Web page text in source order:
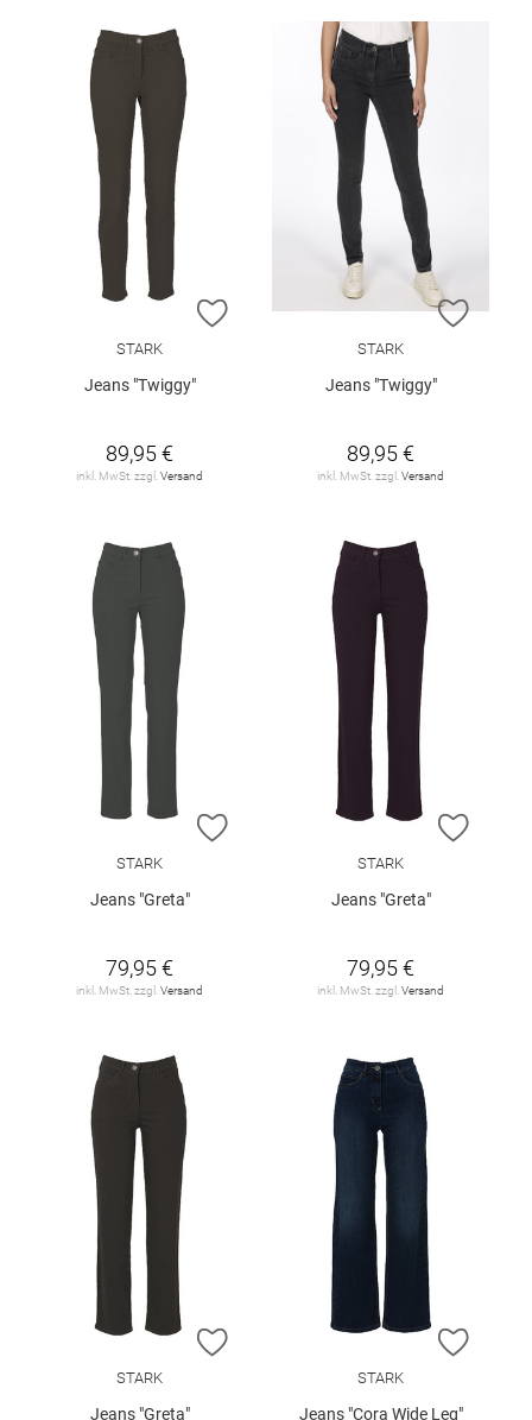
ZUR WUNSCHLISTE HINZUFÜGEN
STARK
Jeans "Twiggy"
89,95 €
inkl. MwSt. zzgl. Versand
ZUR
STARK
Jeans "Twiggy"
89,95 €
inkl. MwSt. zzgl. Versand
ZUR WUNSCHLISTE HINZUFÜGEN
STARK
Jeans "Greta"
79,95 €
inkl. MwSt. zzgl. Versand
ZUR
STARK
Jeans "Greta"
79,95 €
inkl. MwSt. zzgl. Versand
ZUR WUNSCHLISTE HINZUFÜGEN
STARK
Jeans "Greta"
ZUR
STARK
Jeans "Cora Wide Leg"